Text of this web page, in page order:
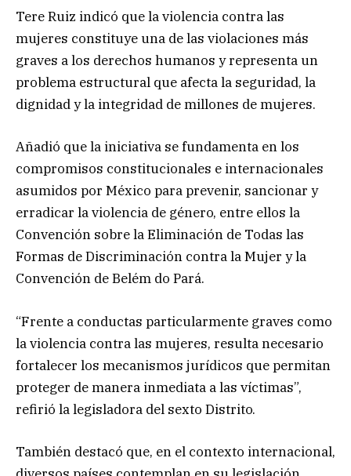
Tere Ruiz indicó que la violencia contra las
mujeres constituye una de las violaciones más
graves a los derechos humanos y representa un
problema estructural que afecta la seguridad, la
dignidad y la integridad de millones de mujeres.
Añadió que la iniciativa se fundamenta en los
compromisos constitucionales e internacionales
asumidos por México para prevenir, sancionar y
erradicar la violencia de género, entre ellos la
Convención sobre la Eliminación de Todas las
Formas de Discriminación contra la Mujer y la
Convención de Belém do Pará.
“Frente a conductas particularmente graves como
la violencia contra las mujeres, resulta necesario
fortalecer los mecanismos jurídicos que permitan
proteger de manera inmediata a las víctimas”,
refirió la legisladora del sexto Distrito.
También destacó que, en el contexto internacional,